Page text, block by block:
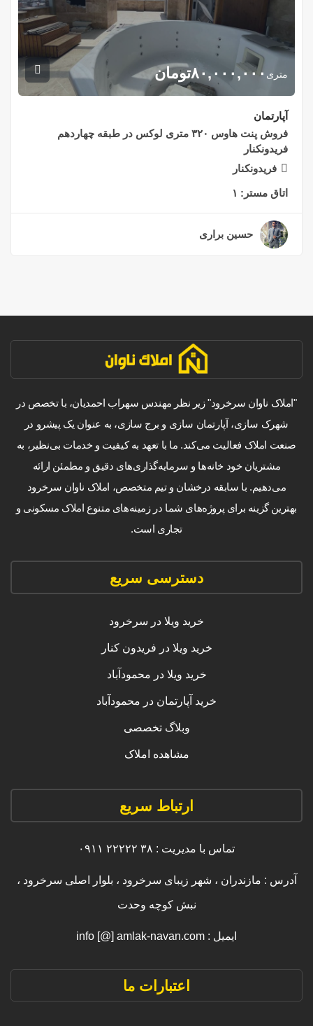
متری ۸۰,۰۰۰,۰۰۰تومان
آپارتمان
فروش پنت هاوس ۳۲۰ متری لوکس در طبقه چهاردهم
فریدونکنار
فریدونکنار
اتاق مستر: ۱
حسین براری
"املاک ناوان سرخرود" زیر نظر مهندس سهراب احمدیان، با تخصص در
شهرک سازی، آپارتمان سازی و برج سازی، به عنوان یک پیشرو در
صنعت املاک فعالیت می‌کند. ما با تعهد به کیفیت و خدمات بی‌نظیر، به
مشتریان خود خانه‌ها و سرمایه‌گذاری‌های دقیق و مطمئن ارائه
می‌دهیم. با سابقه درخشان و تیم متخصص، املاک ناوان سرخرود
بهترین گزینه برای پروژه‌های شما در زمینه‌های متنوع املاک مسکونی و
تجاری است.
دسترسی سریع
خرید ویلا در سرخرود
خرید ویلا در فریدون کنار
خرید ویلا در محمودآباد
خرید آپارتمان در محمودآباد
وبلاگ تخصصی
مشاهده املاک
ارتباط سریع
تماس با مدیریت : ۳۸ ۲۲۲۲۲ ۰۹۱۱
آدرس : مازندران ، شهر زیبای سرخرود ، بلوار اصلی سرخرود ،
نبش کوچه وحدت
ایمیل : info [@] amlak-navan.com
اعتبارات ما